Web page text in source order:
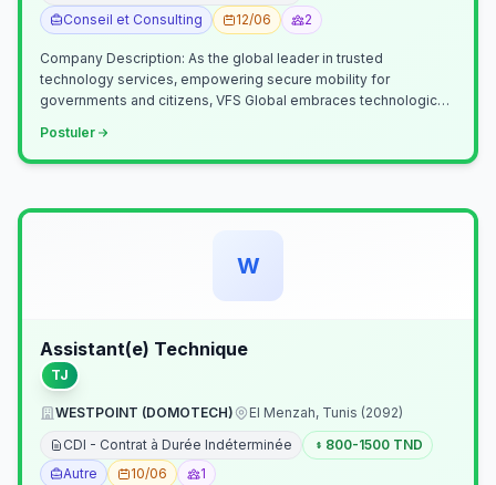
Conseil et Consulting
12/06 2
Company Description: As the global leader in trusted
technology services, empowering secure mobility for
governments and citizens, VFS Global embraces technological
Postuler
W
Assistant(e) Technique
TJ
WESTPOINT (DOMOTECH)
El Menzah, Tunis (2092)
CDI - Contrat à Durée Indéterminée
800-1500 TND
Autre
10/06 1